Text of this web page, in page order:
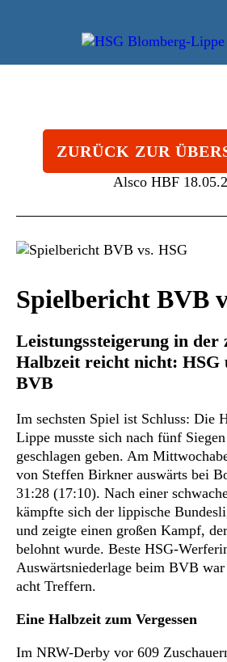
ZURÜCK ZUR
Alsco HBF
Spielbericht BVB
Leistungssteigerung in der
Halbzeit reicht nicht: HSG
BVB
Im sechsten Spiel ist Schluss: Die
Lippe musste sich nach fünf
geschlagen geben. Am
von Steffen Birkner auswärts bei
31:28 (17:10). Nach einer
kämpfte sich der lippische
und zeigte einen großen Kampf,
belohnt wurde. Beste HSG-
Auswärtsniederlage beim BVB
acht Treffern.
Eine Halbzeit zum Vergessen
Im NRW-Derby vor 609